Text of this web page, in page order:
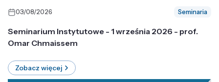
03/08/2026 Seminaria
Seminarium Instytutowe - 1 września 2026 - prof.
Omar Chmaissem
Zobacz więcej